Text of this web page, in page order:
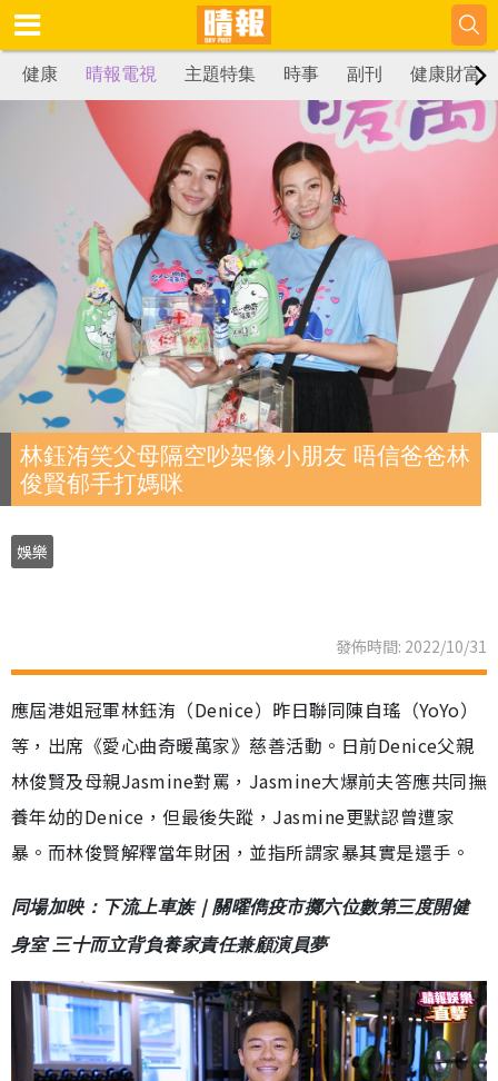
健康 晴報電視 主題特集 時事 副刊 健康財富
林鈺洧笑父母隔空吵架像小朋友 唔信爸爸林
俊賢郁手打媽咪
娛樂
發佈時間: 2022/10/31
應屆港姐冠軍林鈺洧（Denice）昨日聯同陳自瑤（YoYo）
等，出席《愛心曲奇暖萬家》慈善活動。日前Denice父親
林俊賢及母親Jasmine對罵，Jasmine大爆前夫答應共同撫
養年幼的Denice，但最後失蹤，Jasmine更默認曾遭家
暴。而林俊賢解釋當年財困，並指所謂家暴其實是還手。
同場加映：下流上車族｜關曜儁疫市擲六位數第三度開健
身室 三十而立背負養家責任兼顧演員夢